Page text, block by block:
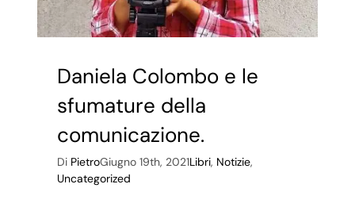
Daniela Colombo e le
sfumature della
comunicazione.
Di PietroGiugno 19th, 2021Libri, Notizie,
Uncategorized